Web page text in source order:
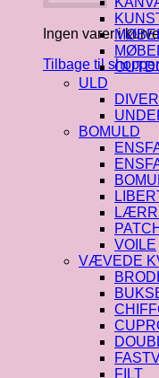
Ingen varer i
Tilbage til
ULD
BOMULD
VOILE
VÆVEDE
FILT